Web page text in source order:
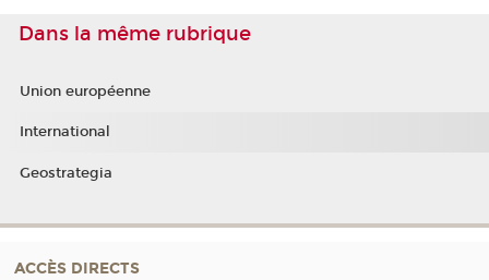
Dans la même rubrique
Union européenne
International
Geostrategia
ACCÈS DIRECTS